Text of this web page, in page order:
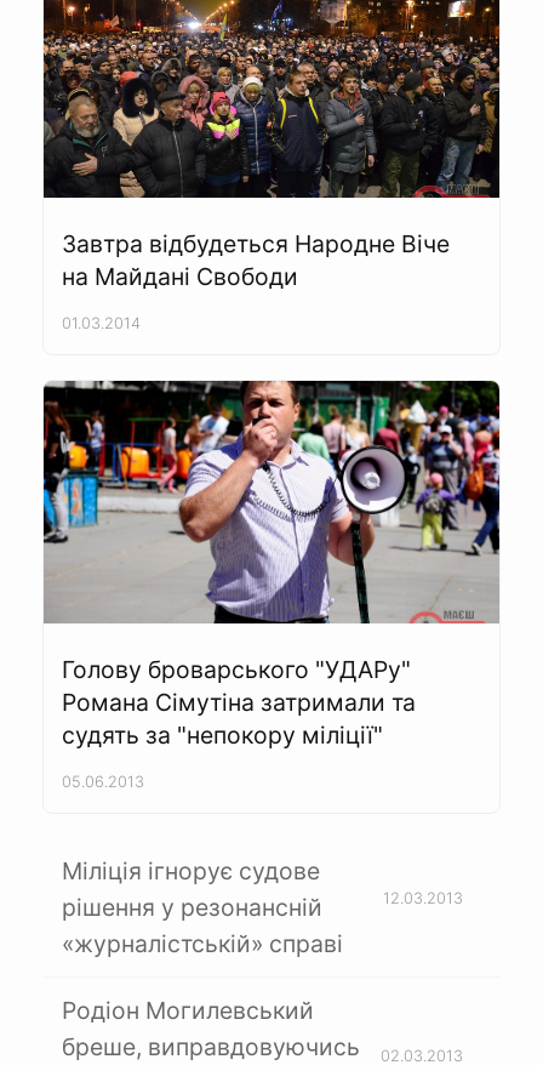
Завтра відбудеться Народне Віче
на Майдані Свободи
01.03.2014
Голову броварського "УДАРу"
Романа Сімутіна затримали та
судять за "непокору міліції"
05.06.2013
Міліція ігнорує судове
рішення у резонансній
«журналістській» справі
12.03.2013
Родіон Могилевський
бреше, виправдовуючись
02.03.2013